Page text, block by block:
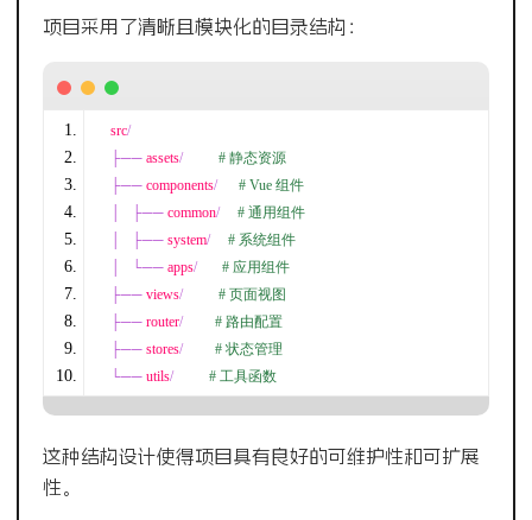
项目采用了清晰且模块化的目录结构：
src/
├── assets/
# 静态资源
├── components/
# Vue 组件
├── common/
# 通用组件
├── system/
# 系统组件
└── apps/
# 应用组件
├── views/
# 页面视图
├── router/
# 路由配置
├── stores/
# 状态管理
└── utils/ # 工具函数
这种结构设计使得项目具有良好的可维护性和可扩展
性。